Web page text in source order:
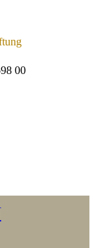
00